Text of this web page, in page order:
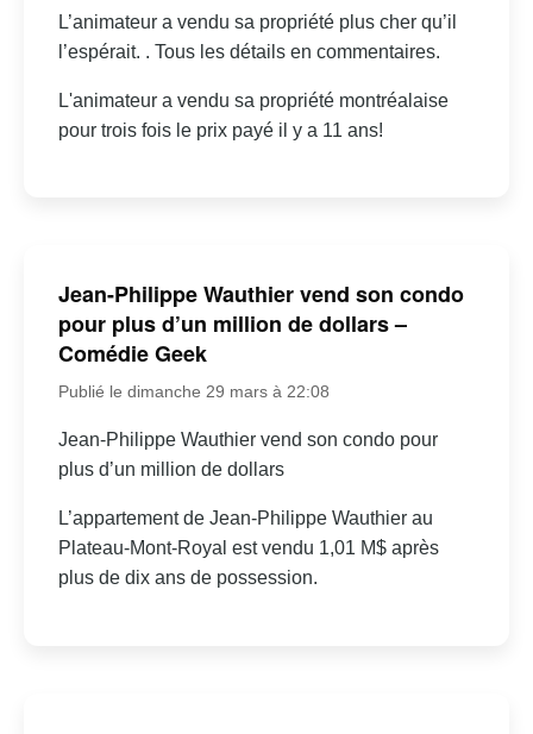
L’animateur a vendu sa propriété plus cher qu’il
l’espérait. . Tous les détails en commentaires.
L'animateur a vendu sa propriété montréalaise
pour trois fois le prix payé il y a 11 ans!
Jean-Philippe Wauthier vend son condo
pour plus d’un million de dollars –
Comédie Geek
Publié le dimanche 29 mars à 22:08
Jean-Philippe Wauthier vend son condo pour
plus d’un million de dollars
L’appartement de Jean-Philippe Wauthier au
Plateau-Mont-Royal est vendu 1,01 M$ après
plus de dix ans de possession.